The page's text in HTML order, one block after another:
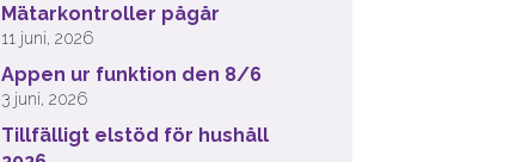
Mätarkontroller pågår
11 juni, 2026
Appen ur funktion den 8/6
3 juni, 2026
Tillfälligt elstöd för hushåll